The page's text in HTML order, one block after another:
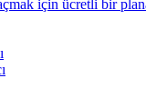
için ücretli bir